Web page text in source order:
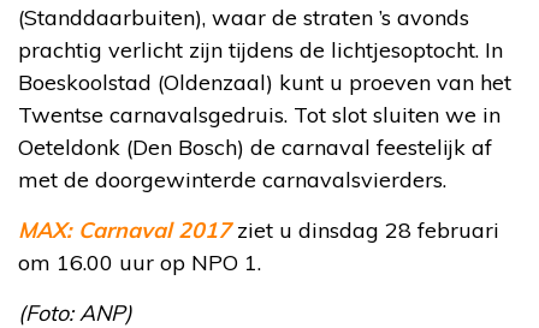
(Standdaarbuiten), waar de straten ’s avonds
prachtig verlicht zijn tijdens de lichtjesoptocht. In
Boeskoolstad (Oldenzaal) kunt u proeven van het
Twentse carnavalsgedruis. Tot slot sluiten we in
Oeteldonk (Den Bosch) de carnaval feestelijk af
met de doorgewinterde carnavalsvierders.
MAX: Carnaval 2017ziet u dinsdag 28 februari
om 16.00 uur op NPO 1.
(Foto: ANP)